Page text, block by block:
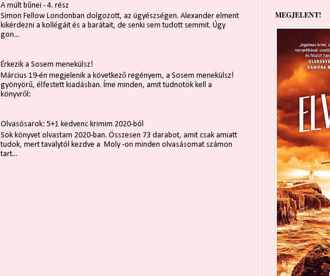
A múlt bűnei - 4. rész
Simon Fellow Londonban dolgozott, az ügyészségen. Alexander elment
kikérdezni a kollégáit és a barátait, de senki sem tudott semmit. Úgy
gon...
Érkezik a Sosem menekülsz!
Március 19-én megjelenik a következő regényem, a Sosem menekülsz!
gyönyörű, élfestett kiadásban. Íme minden, amit tudnotok kell a
könyvről:
Olvasósarok: 5+1 kedvenc krimim 2020-ból
Sok könyvet olvastam 2020-ban. Összesen 73 darabot, amit csak amiatt
tudok, mert tavalytól kezdve a Moly -on minden olvasásomat számon
tart...
MEGJELENT!